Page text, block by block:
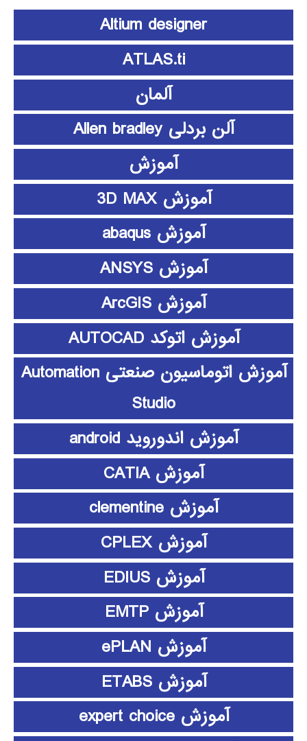
Altium designer
ATLAS.ti
آلمان
آلن بردلی Allen bradley
آموزش
آموزش 3D MAX
آموزش abaqus
آموزش ANSYS
آموزش ArcGIS
آموزش اتوکد AUTOCAD
آموزش اتوماسیون صنعتی Automation
Studio
آموزش اندوروید android
آموزش CATIA
آموزش clementine
آموزش CPLEX
آموزش EDIUS
آموزش EMTP
آموزش ePLAN
آموزش ETABS
آموزش expert choice